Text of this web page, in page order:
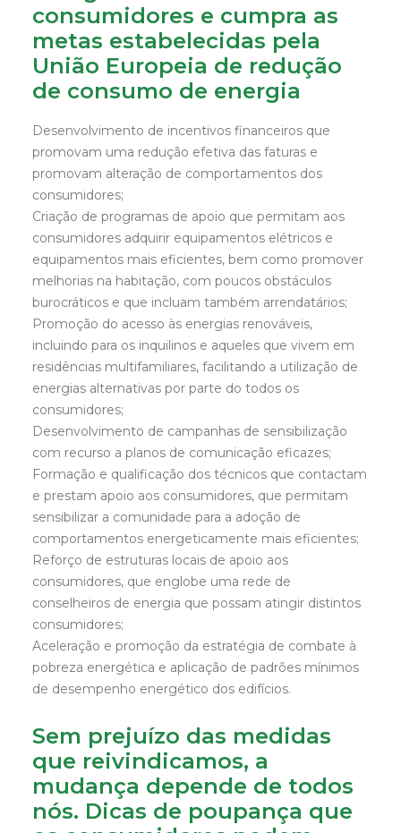
consumidores e cumpra as
metas estabelecidas pela
União Europeia de redução
de consumo de energia
Desenvolvimento de incentivos financeiros que
promovam uma redução efetiva das faturas e
promovam alteração de comportamentos dos
consumidores;
Criação de programas de apoio que permitam aos
consumidores adquirir equipamentos elétricos e
equipamentos mais eficientes, bem como promover
melhorias na habitação, com poucos obstáculos
burocráticos e que incluam também arrendatários;
Promoção do acesso às energias renováveis,
incluindo para os inquilinos e aqueles que vivem em
residências multifamiliares, facilitando a utilização de
energias alternativas por parte do todos os
consumidores;
Desenvolvimento de campanhas de sensibilização
com recurso a planos de comunicação eficazes;
Formação e qualificação dos técnicos que contactam
e prestam apoio aos consumidores, que permitam
sensibilizar a comunidade para a adoção de
comportamentos energeticamente mais eficientes;
Reforço de estruturas locais de apoio aos
consumidores, que englobe uma rede de
conselheiros de energia que possam atingir distintos
consumidores;
Aceleração e promoção da estratégia de combate à
pobreza energética e aplicação de padrões mínimos
de desempenho energético dos edifícios.
Sem prejuízo das medidas
que reivindicamos, a
mudança depende de todos
nós. Dicas de poupança que